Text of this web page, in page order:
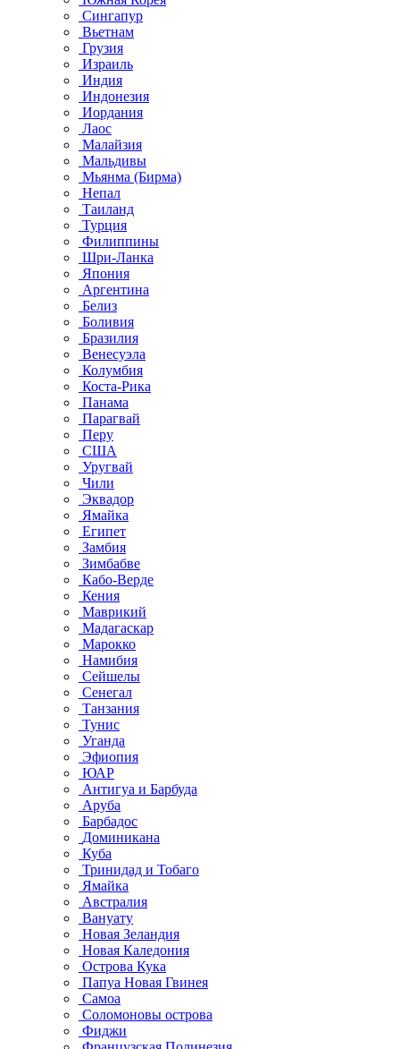
Сингапур
Вьетнам
Грузия
Израиль
Индия
Индонезия
Иордания
Лаос
Малайзия
Мальдивы
Мьянма (Бирма)
Непал
Таиланд
Турция
Филиппины
Шри-Ланка
Япония
Аргентина
Белиз
Боливия
Бразилия
Венесуэла
Колумбия
Коста-Рика
Панама
Парагвай
Перу
США
Уругвай
Чили
Эквадор
Ямайка
Египет
Замбия
Зимбабве
Кабо-Верде
Кения
Маврикий
Мадагаскар
Марокко
Намибия
Сейшелы
Сенегал
Танзания
Тунис
Уганда
Эфиопия
ЮАР
Антигуа и Барбуда
Аруба
Барбадос
Доминикана
Куба
Тринидад и Тобаго
Ямайка
Австралия
Вануату
Новая Зеландия
Новая Каледония
Острова Кука
Папуа Новая Гвинея
Самоа
Соломоновы острова
Фиджи